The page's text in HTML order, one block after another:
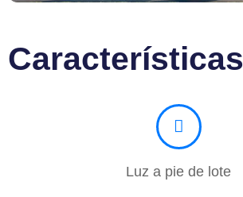
Características
Luz a pie de lote